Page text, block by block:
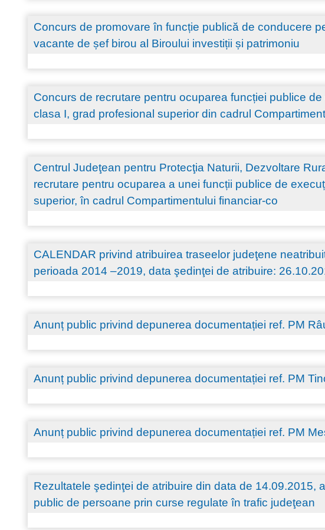
Concurs de promovare în funcție publică de conducere
vacante de șef birou al Biroului investiții și patrimoniu
Concurs de recrutare pentru ocuparea funcției publice
clasa I, grad profesional superior din cadrul
Centrul Judeţean pentru Protecţia Naturii, Dezvoltare
recrutare pentru ocuparea a unei funcții publice de
superior, în cadrul Compartimentului financiar-co
CALENDAR privind atribuirea traseelor judeţene
perioada 2014 –2019, data şedinţei de atribuire:
Anunț public privind depunerea documentației ref. PM
Anunț public privind depunerea documentației ref. PM
Anunț public privind depunerea documentației ref. PM
Rezultatele şedinţei de atribuire din data de 14.09.2015,
public de persoane prin curse regulate în trafic judeţean